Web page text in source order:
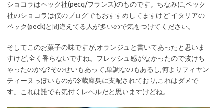
ショコラはペック社(pecq/フランス)のものです。ちなみに,ペック
社のショコラは僕のブログでもおすすめしてますけど,イタリアの
ペック(peck)と間違えてる人が多いので気をつけてください。
そしてこのお菓子の味ですが,オランジュと書いてあったと思いま
すけど,全く香らないですね。フレッシュ感がなかったので抜けち
ゃったのかな?そのせいもあって,単調なのもあるし,何よりフィヤン
ティーヌっぽいものが冷蔵庫臭に支配されており,これはダメで
す。これは誰でも気付くレベルだと思いますけどね。